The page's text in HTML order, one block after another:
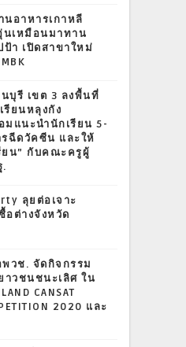
นอาหารเกาหลี
นเหมือนมาทาน
า เปิดสาขาใหม่
บุรี เขต 3 ลงพื้นที่
รียนหลุงกัง
มแนะนำนักเรียน 5-
ฉีดวัคซีน และให้
ยน” กับคณะครูผู้
.
ลุยต่อเจาะ
อต่างจังหวัด
วช. จัดกิจกรรม
าวชนชนะเลิศ ใน
CANSAT
2020 และ